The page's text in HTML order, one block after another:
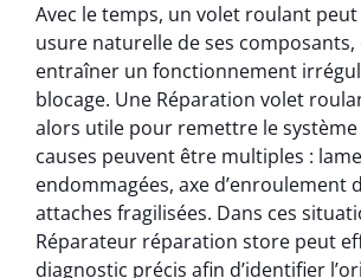
Avec le temps, un volet roulant
usure naturelle de ses
entraîner un fonctionnement
blocage. Une Réparation volet
alors utile pour remettre le système
causes peuvent être multiples :
endommagées, axe d’enroulement
attaches fragilisées. Dans ces
Réparateur réparation store peut
diagnostic précis afin d’identifier